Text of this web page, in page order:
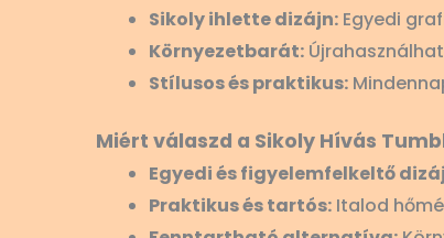
Sikoly ihlette dizájn: Egyedi
Környezetbarát:
Stílusos és praktikus:
Miért válaszd a Sikoly Hívás
Egyedi és figyelemfelkeltő
Praktikus és tartós: Italod